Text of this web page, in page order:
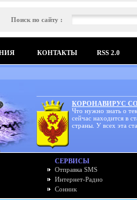
Поиск по сайту :
КОНТАКТЫ RSS 2.0
КОРОНАВИРУС
Что нужно знать о
сейчас находится в
страны. У всех эта
СЕРВИСЫ
Отправка SMS
Интернет-Радио
Сонник